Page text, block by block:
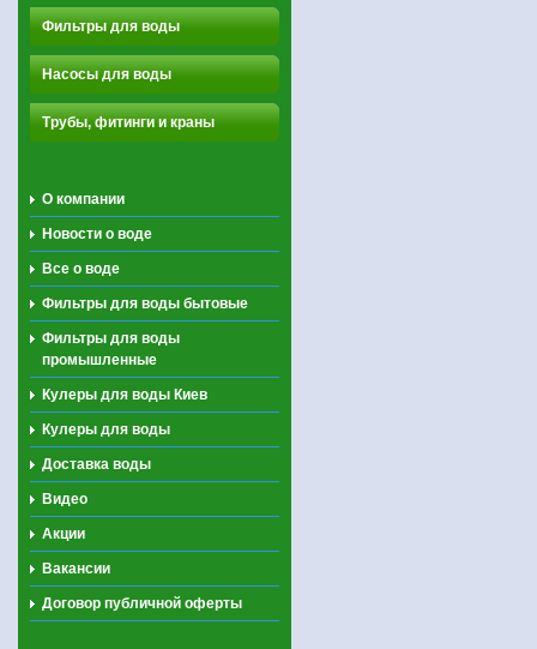
Фильтры для воды
Насосы для воды
Трубы, фитинги и краны
О компании
Новости о воде
Все о воде
Фильтры для воды бытовые
Фильтры для воды
промышленные
Кулеры для воды Киев
Кулеры для воды
Доставка воды
Видео
Акции
Вакансии
Договор публичной оферты